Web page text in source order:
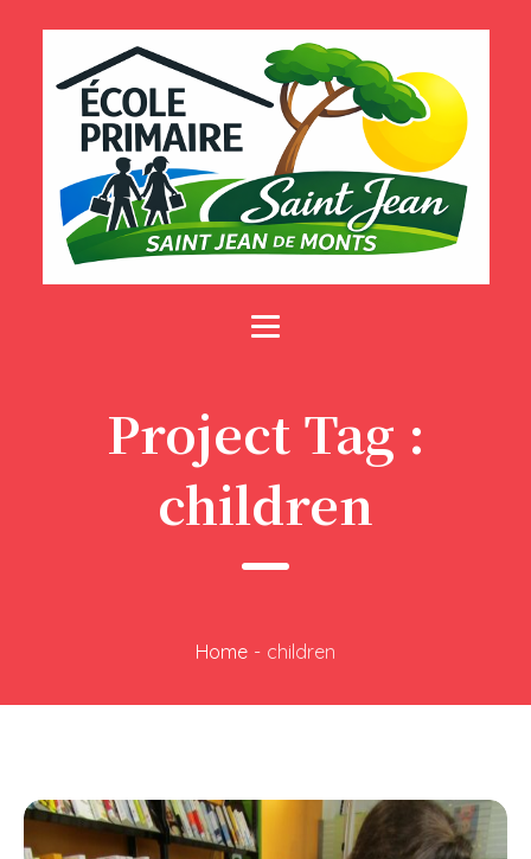
Project Tag :
children
Home - children